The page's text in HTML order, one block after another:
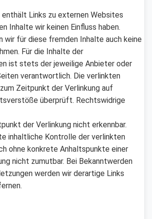
Links zu externen Websites
Inhalte wir keinen Einfluss haben.
wir für diese fremden Inhalte auch keine
Für die Inhalte der
ist stets der jeweilige Anbieter oder
verantwortlich. Die verlinkten
Zeitpunkt der Verlinkung auf
überprüft. Rechtswidrige
der Verlinkung nicht erkennbar.
inhaltliche Kontrolle der verlinkten
ohne konkrete Anhaltspunkte einer
nicht zumutbar. Bei Bekanntwerden
werden wir derartige Links